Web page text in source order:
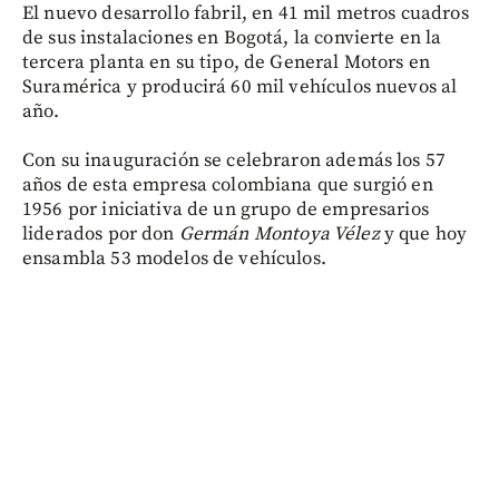
El nuevo desarrollo fabril, en 41 mil metros cuadros
de sus instalaciones en Bogotá, la convierte en la
tercera planta en su tipo, de General Motors en
Suramérica y producirá 60 mil vehículos nuevos al
año.
Con su inauguración se celebraron además los 57
años de esta empresa colombiana que surgió en
1956 por iniciativa de un grupo de empresarios
liderados por don Germán Montoya Vélezy que hoy
ensambla 53 modelos de vehículos.